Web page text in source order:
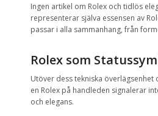
Ingen artikel om Rolex och tidlös
representerar själva essensen av
passar i alla sammanhang, från
Rolex som
Utöver dess tekniska
en Rolex på handleden signalerar
och elegans.